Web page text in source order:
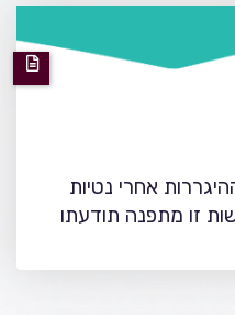
אחרי נטיות
זו מתפנה תודעתו